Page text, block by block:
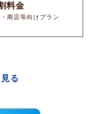
料金
商店等向けプラン
る